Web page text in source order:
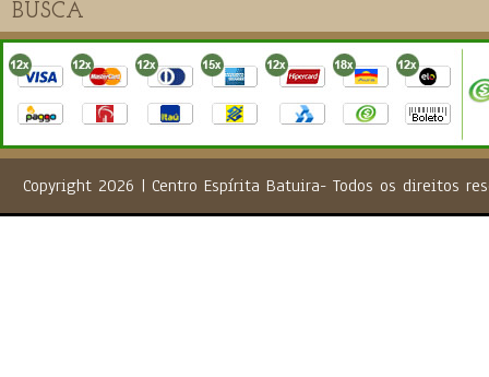
Copyright 2026 | Centro Espírita Batuira- Todos os